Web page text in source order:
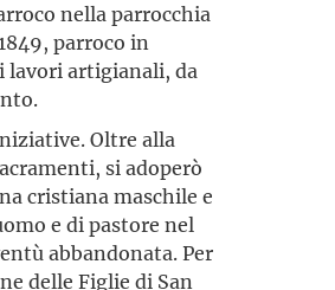
nella parrocchia
parroco in
lavori artigianali, da
Oltre alla
si adoperò
cristiana maschile e
e di pastore nel
abbandonata. Per
delle Figlie di San